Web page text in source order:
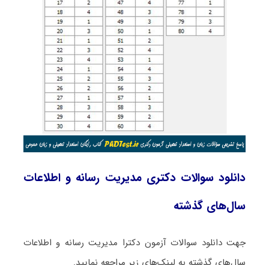
دانلود سوالات دکتری مدیریت رسانه و اطلاعات
سال‌های گذشته
جهت دانلود سوالات آزمون دکترا مدیریت رسانه و اطلاعات